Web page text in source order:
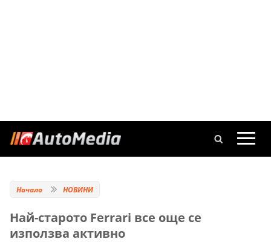
Начало НОВИНИ
Най-старото Ferrari все още се
използва активно